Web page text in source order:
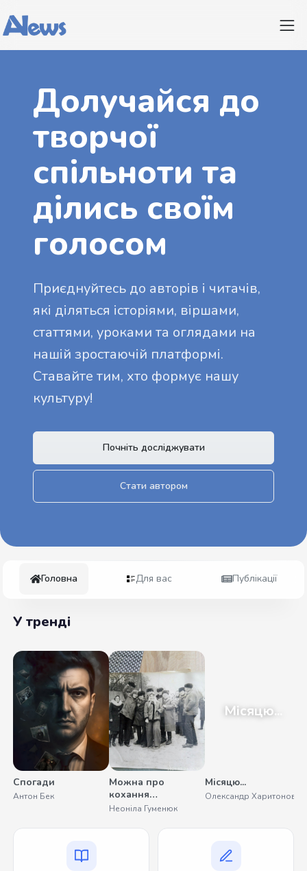
Долучайся до
творчої
спільноти та
ділись своїм
голосом
Приєднуйтесь до авторів і читачів,
які діляться історіями, віршами,
статтями, уроками та оглядами на
нашій зростаючій платформі.
Ставайте тим, хто формує нашу
культуру!
Почніть досліджувати
Стати автором
Головна Для вас Публікації
У тренді
Спогади
Антон Бек
Можна про
кохання
помовчати
Неоніла Гуменюк
Місяцю...
Місяцю...
Олександр Харитонов